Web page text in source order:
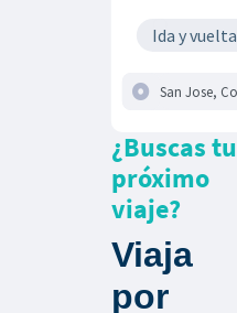
Ida y vuelta
¿Buscas tu
próximo
viaje?
Viaja
por